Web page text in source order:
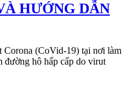
HƯỚNG DẪN
Corona (CoVid-19) tại nơi làm
đường hô hấp cấp do virut